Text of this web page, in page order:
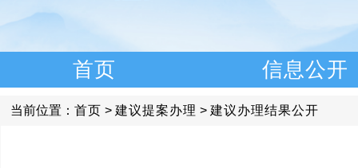
首页 信息公开
当前位置： 首页 > 建议提案办理 > 建议办理结果公开